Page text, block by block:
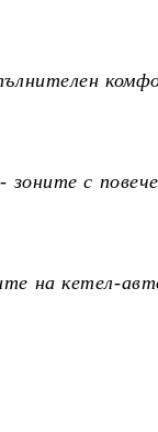
с
на кетел-